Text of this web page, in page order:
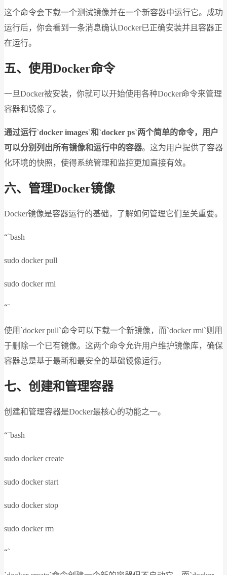
这个命令会下载一个测试镜像并在一个新容器中运行它。成功
运行后，你会看到一条消息确认Docker已正确安装并且容器正
在运行。
五、使用Docker命令
一旦Docker被安装，你就可以开始使用各种Docker命令来管理
容器和镜像了。
通过运行`docker images`和`docker ps`两个简单的命令，用户
可以分别列出所有镜像和运行中的容器。这为用户提供了容器
化环境的快照，使得系统管理和监控更加直接有效。
六、管理Docker镜像
Docker镜像是容器运行的基础，了解如何管理它们至关重要。
“`bash
sudo docker pull
sudo docker rmi
“`
使用`docker pull`命令可以下载一个新镜像，而`docker rmi`则用
于删除一个已有镜像。这两个命令允许用户维护镜像库，确保
容器总是基于最新和最安全的基础镜像运行。
七、创建和管理容器
创建和管理容器是Docker最核心的功能之一。
“`bash
sudo docker create
sudo docker start
sudo docker stop
sudo docker rm
“`